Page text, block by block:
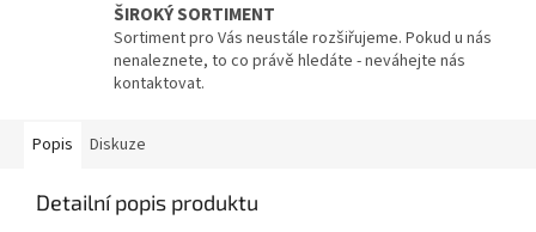
ŠIROKÝ SORTIMENT
Sortiment pro Vás neustále rozšiřujeme. Pokud u nás
nenaleznete, to co právě hledáte - neváhejte nás
kontaktovat.
Popis Diskuze
Detailní popis produktu